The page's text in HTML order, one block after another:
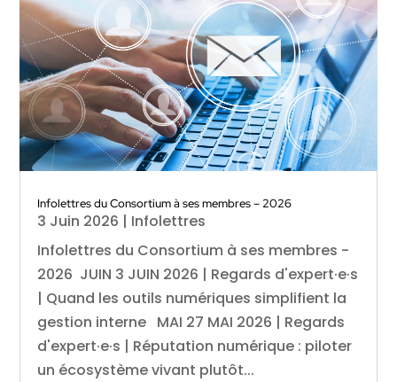
Infolettres du Consortium à ses membres – 2026
3 Juin 2026 | Infolettres
Infolettres du Consortium à ses membres -
2026 JUIN 3 JUIN 2026 | Regards d'expert·e·s
| Quand les outils numériques simplifient la
gestion interne MAI 27 MAI 2026 | Regards
d'expert·e·s | Réputation numérique : piloter
un écosystème vivant plutôt...